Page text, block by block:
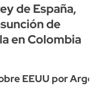
de España,
de
en Colombia
EEUU por